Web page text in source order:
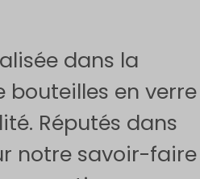
dans la
bouteilles en verre
Réputés dans
notre savoir-faire